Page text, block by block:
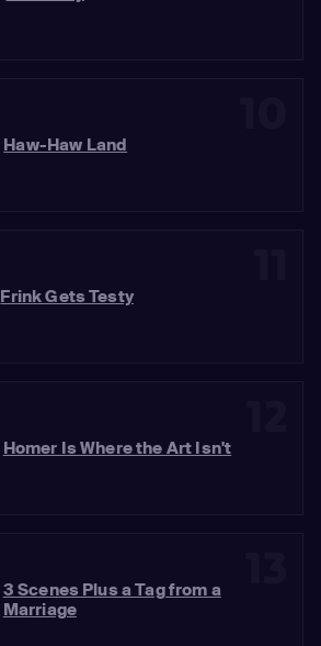
Haw-Haw Land
Frink Gets Testy
Homer Is Where the Art Isn't
3 Scenes Plus a Tag from a
Marriage